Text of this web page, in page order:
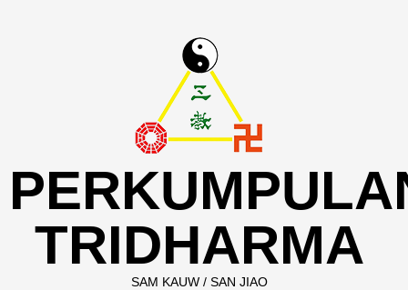
TRIDHARMA
SAM KAUW / SAN JIAO